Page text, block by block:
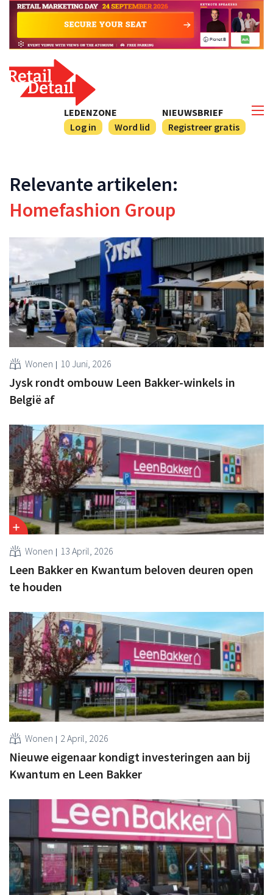
NIEUWSBRIEF
Registreer gratis
LEDENZONE
Log in
Word lid
Relevante artikelen:
Homefashion Group
Wonen 10 Juni, 2026
Jysk rondt ombouw Leen Bakker-winkels in
België af
Wonen 13 April, 2026
Leen Bakker en Kwantum beloven deuren open
te houden
Wonen 2 April, 2026
Nieuwe eigenaar kondigt investeringen aan bij
Kwantum en Leen Bakker